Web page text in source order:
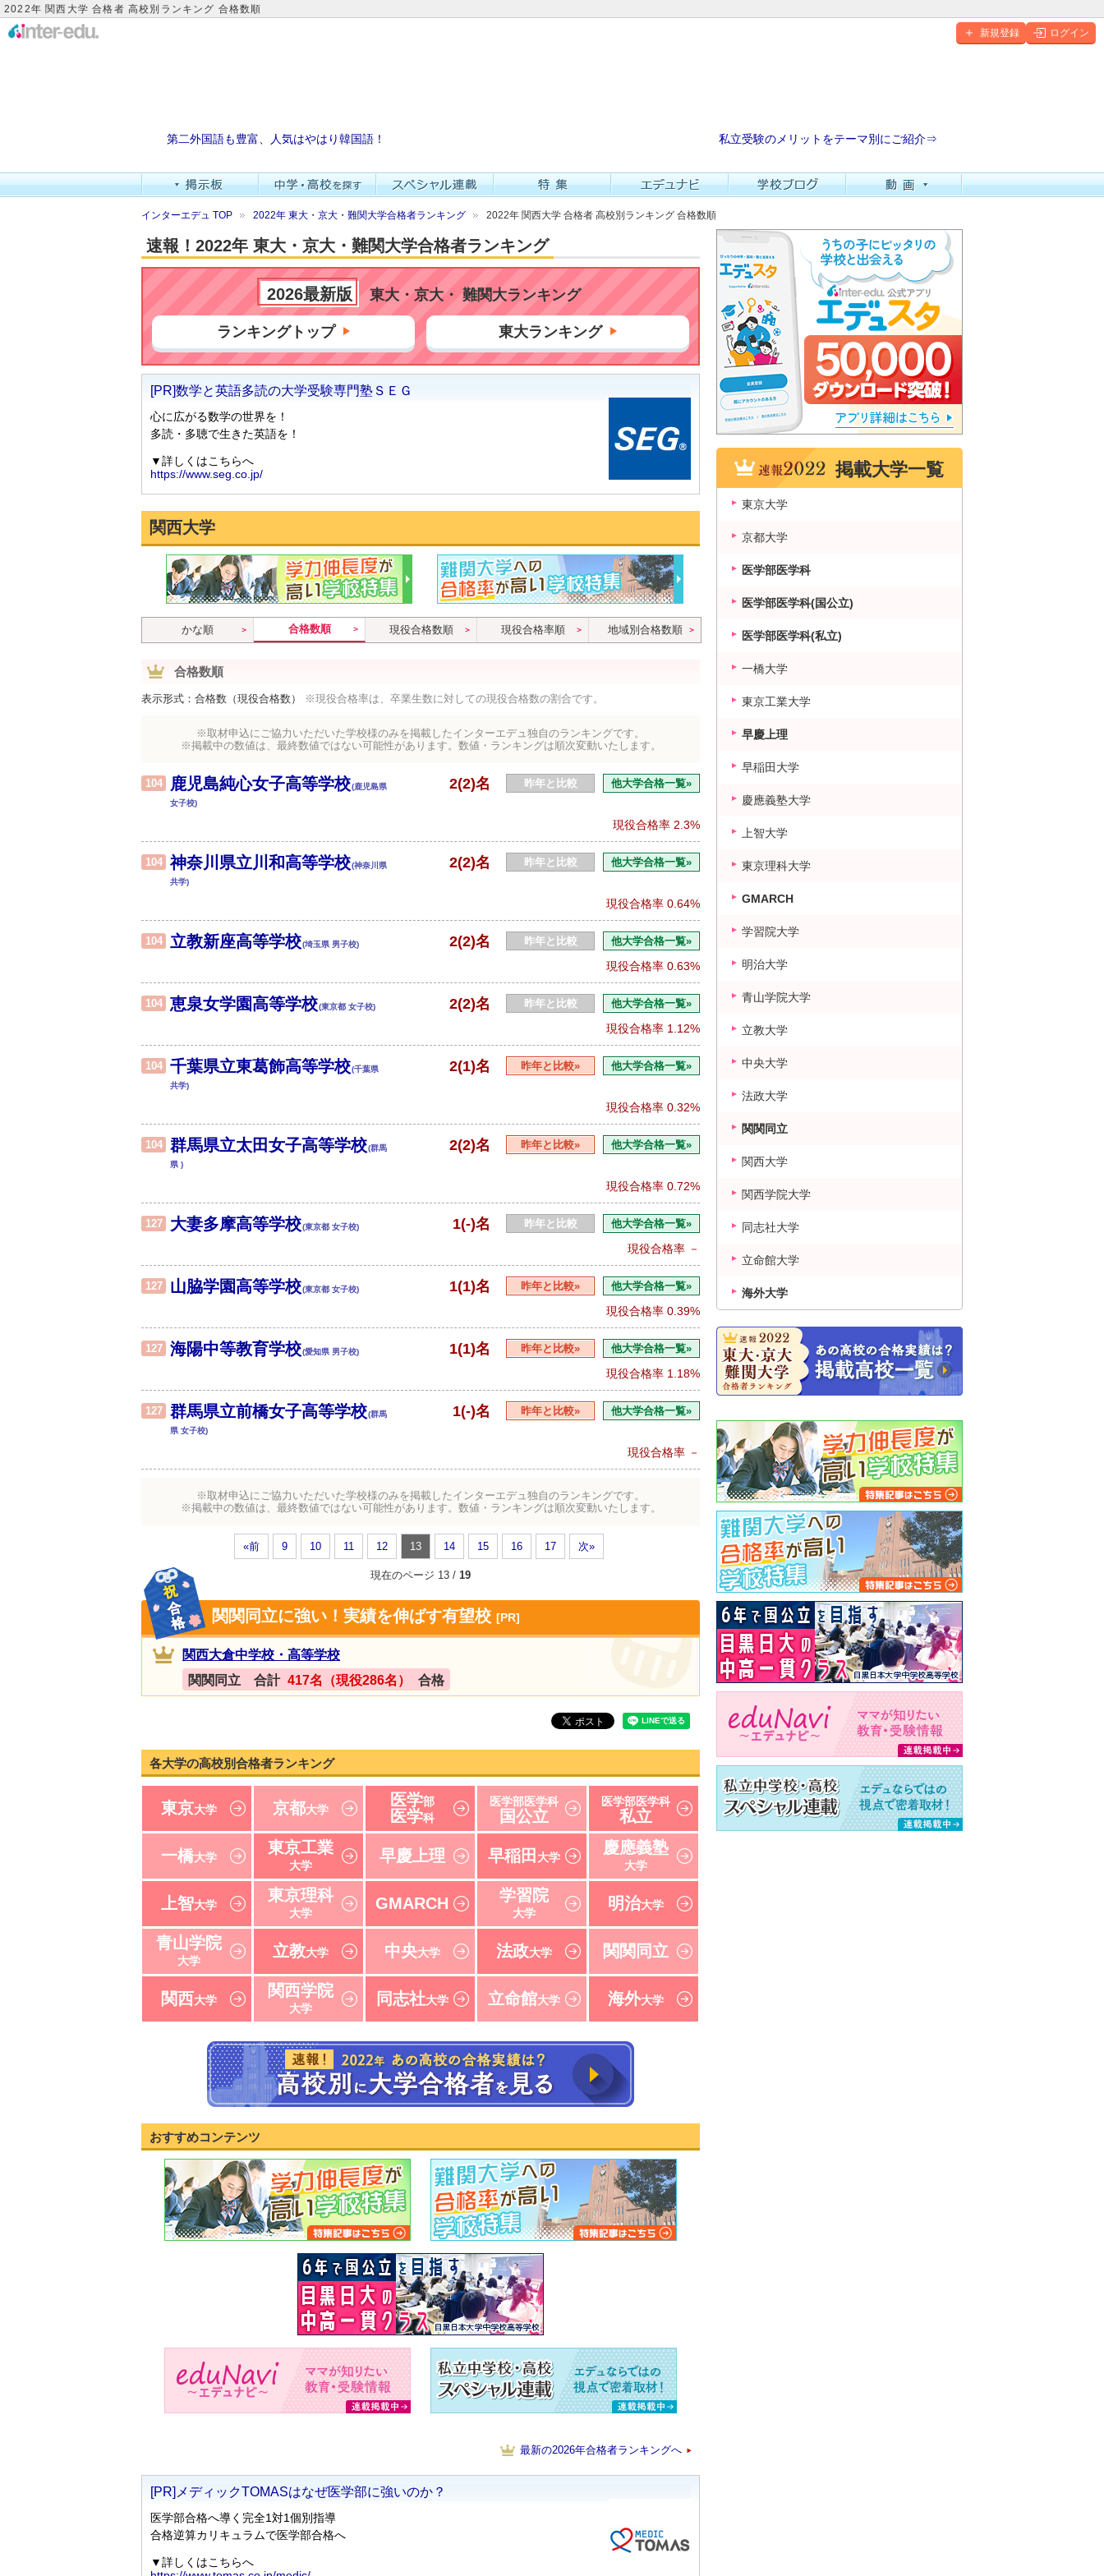
2022年 関西大学 合格者 高校別ランキング 合格数順
新規登録 ログイン
第二外国語も豊富、人気はやはり韓国語！ 私立受験のメリットをテーマ別にご紹介⇒
インターエデュ TOP 2022年 東大・京大・難関大学合格者ランキング 2022年 関西大学 合格者 高校別ランキング 合格数順
速報！2022年 東大・京大・難関大学合格者ランキング
2026最新版 東大・京大・ 難関大ランキング
ランキングトップ 東大ランキング
関西大学
かな順 合格数順 現役合格数順 現役合格率順 地域別合格数順
合格数順
表示形式：合格数（現役合格数） ※現役合格率は、卒業生数に対しての現役合格数の割合です。
※取材申込にご協力いただいた学校様のみを掲載したインターエデュ独自のランキングです。
※掲載中の数値は、最終数値ではない可能性があります。数値・ランキングは順次変動いたします。
104 鹿児島純心女子高等学校(鹿児島県
女子校)
2(2)名 昨年と比較 他大学合格一覧»
現役合格率 2.3%
104 神奈川県立川和高等学校(神奈川県
共学)
2(2)名 昨年と比較 他大学合格一覧»
現役合格率 0.64%
104 立教新座高等学校(埼玉県 男子校) 2(2)名 昨年と比較 他大学合格一覧»
現役合格率 0.63%
104 恵泉女学園高等学校(東京都 女子校) 2(2)名 昨年と比較 他大学合格一覧»
現役合格率 1.12%
104 千葉県立東葛飾高等学校(千葉県
共学)
2(1)名 昨年と比較» 他大学合格一覧»
現役合格率 0.32%
104 群馬県立太田女子高等学校(群馬
県 )
2(2)名 昨年と比較» 他大学合格一覧»
現役合格率 0.72%
127 大妻多摩高等学校(東京都 女子校) 1(-)名 昨年と比較 他大学合格一覧»
現役合格率 －
127 山脇学園高等学校(東京都 女子校) 1(1)名 昨年と比較» 他大学合格一覧»
現役合格率 0.39%
127 海陽中等教育学校(愛知県 男子校) 1(1)名 昨年と比較» 他大学合格一覧»
現役合格率 1.18%
127 群馬県立前橋女子高等学校(群馬
県 女子校)
1(-)名 昨年と比較» 他大学合格一覧»
現役合格率 －
※取材申込にご協力いただいた学校様のみを掲載したインターエデュ独自のランキングです。
※掲載中の数値は、最終数値ではない可能性があります。数値・ランキングは順次変動いたします。
«前 9 10 11 12 13 14 15 16 17 次»
現在のページ 13 / 19
関関同立に強い！実績を伸ばす有望校 [PR]
関西大倉中学校・高等学校
関関同立 合計 417名（現役286名） 合格
各大学の高校別合格者ランキング
東京大学 京都大学
医学部
医学科
医学部医学科
国公立
医学部医学科
私立
一橋大学
東京工業
大学
早慶上理 早稲田 大学
慶應義塾
大学
上智大学
東京理科
大学
GMARCH 学習院
大学
明治大学
青山学院
大学
立教大学 中央大学 法政大学 関関同立
関西大学
関西学院
大学
同志社大学 立命館大学 海外大学
おすすめコンテンツ
最新の2026年合格者ランキングへ
掲載大学一覧
東京大学
京都大学
医学部医学科
医学部医学科(国公立)
医学部医学科(私立)
一橋大学
東京工業大学
早慶上理
早稲田大学
慶應義塾大学
上智大学
東京理科大学
GMARCH
学習院大学
明治大学
青山学院大学
立教大学
中央大学
法政大学
関関同立
関西大学
関西学院大学
同志社大学
立命館大学
海外大学